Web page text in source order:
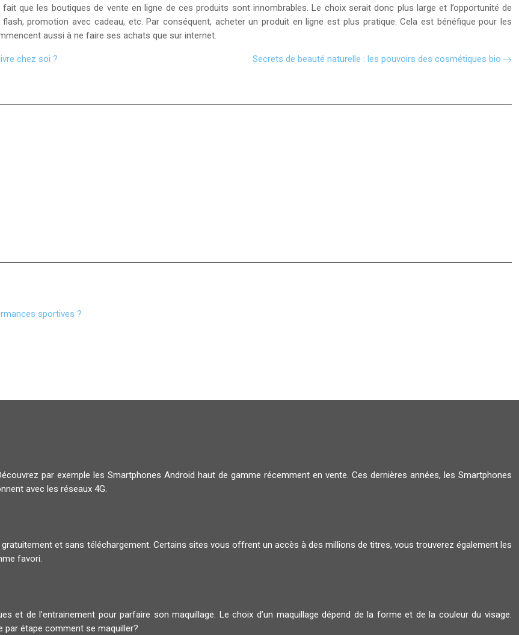
que les boutiques de vente en ligne de ces produits sont innombrables. Le choix serait donc plus large et l’opportunité de
promotion avec cadeau, etc. Par conséquent, acheter un produit en ligne est plus pratique. Cela est bénéfique pour les
aussi à ne faire ses achats que sur internet.
chez soi ? Secrets de beauté naturelle : les pouvoirs des cosmétiques bio
sportives ?
par exemple les Smartphones Android haut de gamme récemment en vente. Ces dernières années, les Smartphones
avec les réseaux 4G.
et sans téléchargement. Certains sites vous offrent un accès à des millions de titres, vous trouverez également les
favori.
et de l’entrainement pour parfaire son maquillage. Le choix d’un maquillage dépend de la forme et de la couleur du visage.
par étape comment se maquiller?